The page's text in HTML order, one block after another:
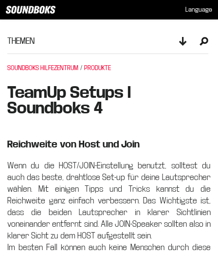
Language
THEMEN
Toggle
SOUNDBOKS HILFEZENTRUM PRODUKTE
TeamUp Setups I
Soundboks 4
Reichweite von Host und Join
Wenn du die HOST/JOIN-Einstellung benutzt, solltest du
auch das beste, drahtlose Set-up für deine Lautsprecher
wählen. Mit einigen Tipps und Tricks kannst du die
Reichweite ganz einfach verbessern. Das Wichtigste ist,
dass die beiden Lautsprecher in klarer Sichtlinien
voneinander entfernt sind. Alle JOIN-Speaker sollten also in
klarer Sicht zu dem HOST aufgestellt sein.
Im besten Fall können auch keine Menschen durch diese